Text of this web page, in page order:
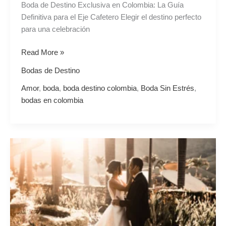
Boda de Destino Exclusiva en Colombia: La Guía
Definitiva para el Eje Cafetero Elegir el destino perfecto
para una celebración
Read More »
Bodas de Destino
Amor, boda, boda destino colombia, Boda Sin Estrés,
bodas en colombia
Eje
Cafetero:
El
Epicentro
Definitivo
del